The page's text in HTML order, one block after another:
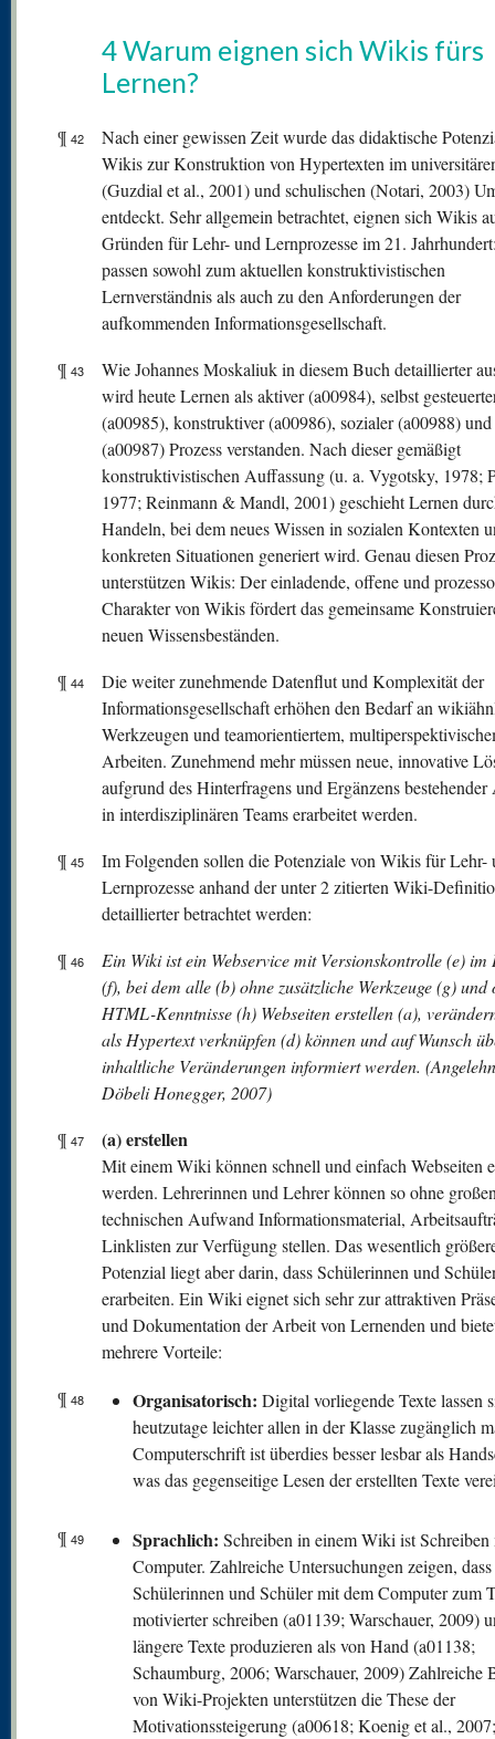
4 Warum eignen sich Wikis fürs
Lernen?
¶ 42
Nach einer gewissen Zeit wurde das didaktische
Wikis zur Konstruktion von Hypertexten im
(Guzdial et al., 2001) und schulischen (Notari, 2003)
entdeckt. Sehr allgemein betrachtet, eignen sich Wikis
Gründen für Lehr- und Lernprozesse im 21.
passen sowohl zum aktuellen konstruktivistischen
Lernverständnis als auch zu den Anforderungen der
aufkommenden Informationsgesellschaft.
¶ 43
Wie Johannes Moskaliuk in diesem Buch detaillierter
wird heute Lernen als aktiver (a00984), selbst
(a00985), konstruktiver (a00986), sozialer (a00988)
(a00987) Prozess verstanden. Nach dieser gemäßigt
konstruktivistischen Auffassung (u. a. Vygotsky, 1978;
1977; Reinmann & Mandl, 2001) geschieht Lernen
Handeln, bei dem neues Wissen in sozialen Kontexten
konkreten Situationen generiert wird. Genau diesen
unterstützen Wikis: Der einladende, offene und
Charakter von Wikis fördert das gemeinsame
neuen Wissensbeständen.
¶ 44
Die weiter zunehmende Datenflut und Komplexität der
Informationsgesellschaft erhöhen den Bedarf an
Werkzeugen und teamorientiertem,
Arbeiten. Zunehmend mehr müssen neue, innovative
aufgrund des Hinterfragens und Ergänzens bestehender
in interdisziplinären Teams erarbeitet werden.
¶ 45
Im Folgenden sollen die Potenziale von Wikis für Lehr-
Lernprozesse anhand der unter 2 zitierten Wiki-
detaillierter betrachtet werden:
¶ 46
Ein Wiki ist ein Webservice mit Versionskontrolle (e) im
(f), bei dem alle (b) ohne zusätzliche Werkzeuge (g) und
HTML-Kenntnisse (h) Webseiten erstellen (a),
als Hypertext verknüpfen (d) können und auf Wunsch
inhaltliche Veränderungen informiert werden.
Döbeli Honegger, 2007)
¶ 47 (a) erstellen
Mit einem Wiki können schnell und einfach Webseiten
werden. Lehrerinnen und Lehrer können so ohne
technischen Aufwand Informationsmaterial,
Linklisten zur Verfügung stellen. Das wesentlich
Potenzial liegt aber darin, dass Schülerinnen und
erarbeiten. Ein Wiki eignet sich sehr zur attraktiven
und Dokumentation der Arbeit von Lernenden und
mehrere Vorteile:
¶ 48 Organisatorisch: Digital vorliegende Texte lassen
heutzutage leichter allen in der Klasse zugänglich
Computerschrift ist überdies besser lesbar als
was das gegenseitige Lesen der erstellten Texte
¶ 49 Sprachlich: Schreiben in einem Wiki ist Schreiben
Computer. Zahlreiche Untersuchungen zeigen, dass
Schülerinnen und Schüler mit dem Computer zum
motivierter schreiben (a01139; Warschauer, 2009)
längere Texte produzieren als von Hand (a01138;
Schaumburg, 2006; Warschauer, 2009) Zahlreiche
von Wiki-Projekten unterstützen die These der
Motivationssteigerung (a00618; Koenig et al.,